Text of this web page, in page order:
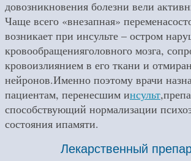
довозникновения болезни вели
Чаще всего «внезапная»
возникает при инсульте – остром
кровообращенияголовного мозга,
кровоизлиянием в его ткани и
нейронов.Именно поэтому врачи
пациентам, перенесшим инсульт
способствующий нормализации
состояния ипамяти.
Лекарственный